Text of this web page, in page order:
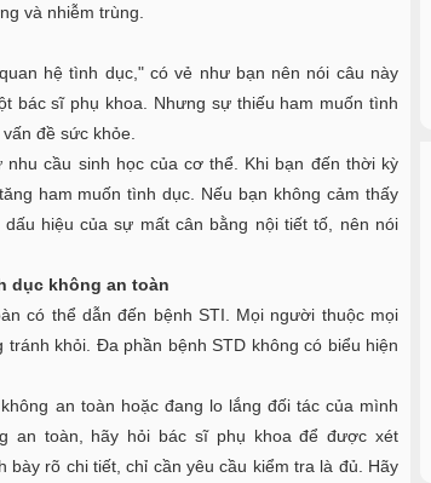
và nhiễm trùng.
hệ tình dục," có vẻ như bạn nên nói câu này
bác sĩ phụ khoa. Nhưng sự thiếu ham muốn tình
đề sức khỏe.
cầu sinh học của cơ thể. Khi bạn đến thời kỳ
ham muốn tình dục. Nếu bạn không cảm thấy
hiệu của sự mất cân bằng nội tiết tố, nên nói
dục không an toàn
có thể dẫn đến bệnh STI. Mọi người thuộc mọi
khỏi. Đa phần bệnh STD không có biểu hiện
an toàn hoặc đang lo lắng đối tác của mình
an toàn, hãy hỏi bác sĩ phụ khoa để được xét
bày rõ chi tiết, chỉ cần yêu cầu kiểm tra là đủ. Hãy